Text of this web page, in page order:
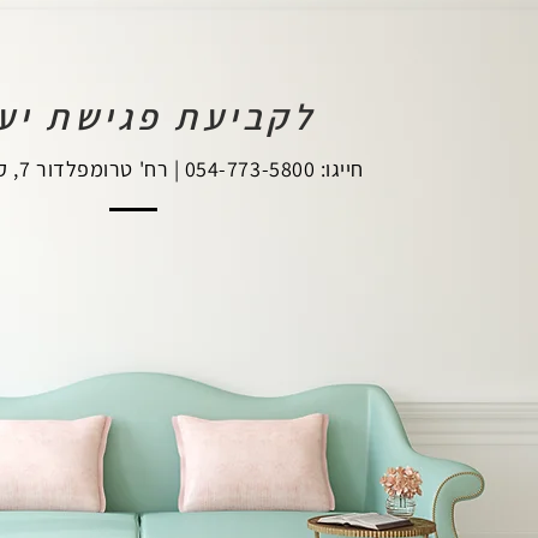
לקביעת פגישת
חייגו: 054-773-5800 | רח' טרומפלדור 7, קרית מוצקין